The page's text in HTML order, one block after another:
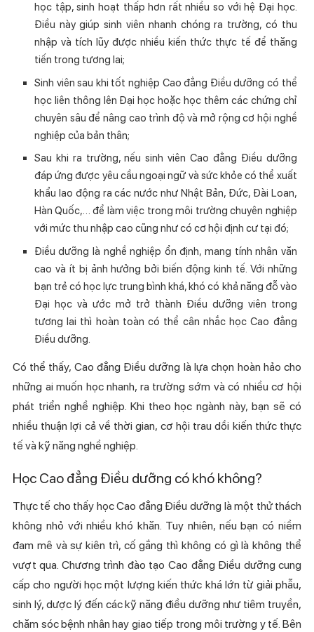
học tập, sinh hoạt thấp hơn rất nhiều so với hệ Đại học.
Điều này giúp sinh viên nhanh chóng ra trường, có thu
nhập và tích lũy được nhiều kiến thức thực tế để thăng
tiến trong tương lai;
Sinh viên sau khi tốt nghiệp Cao đẳng Điều dưỡng có thể
học liên thông lên Đại học hoặc học thêm các chứng chỉ
chuyên sâu để nâng cao trình độ và mở rộng cơ hội nghề
nghiệp của bản thân;
Sau khi ra trường, nếu sinh viên Cao đẳng Điều dưỡng
đáp ứng được yêu cầu ngoại ngữ và sức khỏe có thể xuất
khẩu lao động ra các nước như Nhật Bản, Đức, Đài Loan,
Hàn Quốc,… để làm việc trong môi trường chuyên nghiệp
với mức thu nhập cao cũng như có cơ hội định cư tại đó;
Điều dưỡng là nghề nghiệp ổn định, mang tính nhân văn
cao và ít bị ảnh hưởng bởi biến động kinh tế. Với những
bạn trẻ có học lực trung bình khá, khó có khả năng đỗ vào
Đại học và ước mở trở thành Điều dưỡng viên trong
tương lai thì hoàn toàn có thể cân nhắc học Cao đẳng
Điều dưỡng.
Có thể thấy, Cao đẳng Điều dưỡng là lựa chọn hoàn hảo cho
những ai muốn học nhanh, ra trường sớm và có nhiều cơ hội
phát triển nghề nghiệp. Khi theo học ngành này, bạn sẽ có
nhiều thuận lợi cả về thời gian, cơ hội trau dồi kiến thức thực
tế và kỹ năng nghề nghiệp.
Học Cao đẳng Điều dưỡng có khó không?
Thực tế cho thấy học Cao đẳng Điều dưỡng là một thử thách
không nhỏ với nhiều khó khăn. Tuy nhiên, nếu bạn có niềm
đam mê và sự kiên trì, cố gắng thì không có gì là không thể
vượt qua. Chương trình đào tạo Cao đẳng Điều dưỡng cung
cấp cho người học một lượng kiến thức khá lớn từ giải phẫu,
sinh lý, dược lý đến các kỹ năng điều dưỡng như tiêm truyền,
chăm sóc bệnh nhân hay giao tiếp trong môi trường y tế. Bên